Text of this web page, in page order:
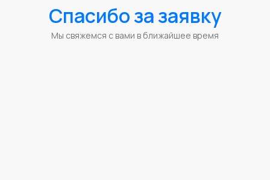
Спасибо за заявку
Мы свяжемся с вами в ближайшее время